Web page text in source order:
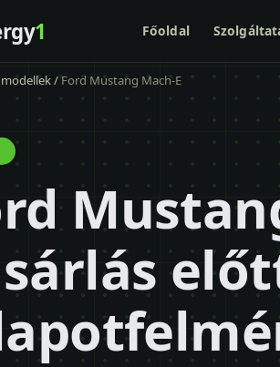
1 Főoldal
/Ford Mustang Mach-E